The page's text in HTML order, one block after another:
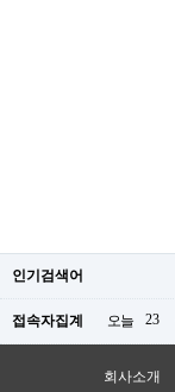
인기검색어
접속자집계 오늘 23
회사소개